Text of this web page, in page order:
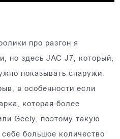
про разгон я
но здесь JAC J7, который,
показывать снаружи.
в особенности если
которая более
Geely, поэтому такую
большое количество